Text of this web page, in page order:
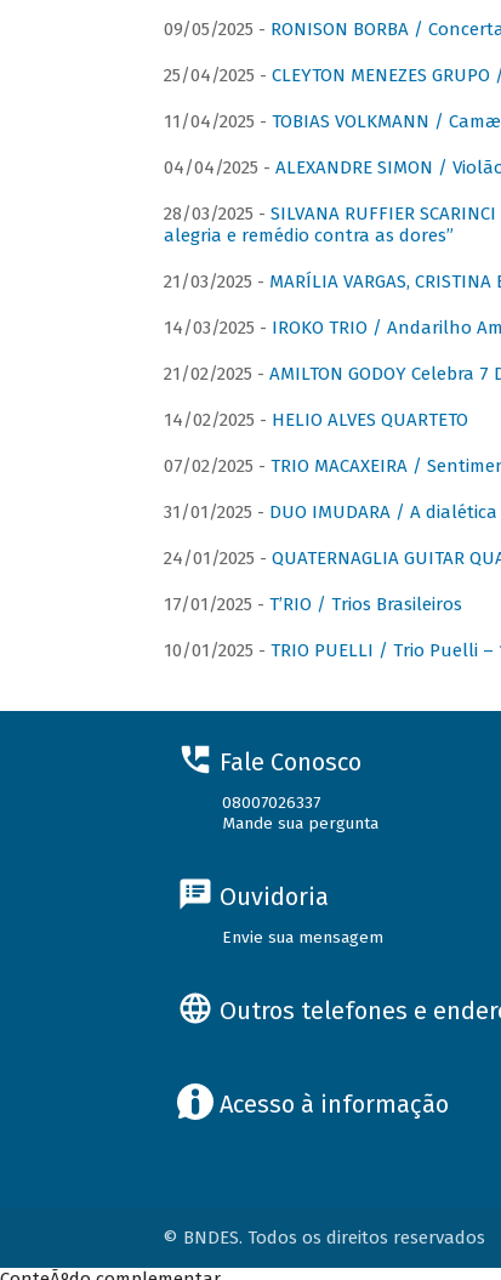
09/05/2025 - RONISON BORBA /
25/04/2025 - CLEYTON MENEZES
11/04/2025 - TOBIAS VOLKMANN /
04/04/2025 - ALEXANDRE SIMON /
28/03/2025 - SILVANA RUFFIER
alegria e remédio contra as dores”
21/03/2025 - MARÍLIA VARGAS,
14/03/2025 - IROKO TRIO / Andarilho
21/02/2025 - AMILTON GODOY Celebra
14/02/2025 - HELIO ALVES QUARTETO
07/02/2025 - TRIO MACAXEIRA /
31/01/2025 - DUO IMUDARA / A
24/01/2025 - QUATERNAGLIA GUITAR
17/01/2025 - T’RIO / Trios Brasileiros
10/01/2025 - TRIO PUELLI / Trio Puelli –
Fale Conosco
08007026337
Mande sua pergunta
Ouvidoria
Envie sua mensagem
Outros telefones e
Acesso à informação
© BNDES. Todos os direitos reservados